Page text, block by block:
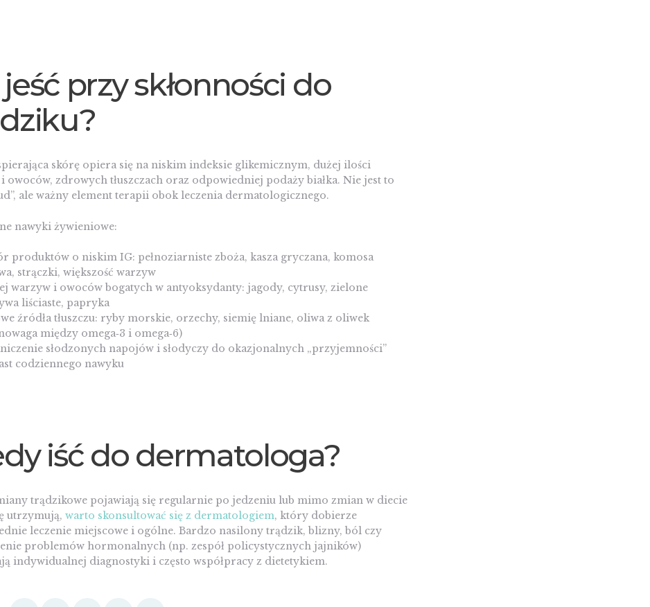
przy skłonności do
skórę opiera się na niskim indeksie glikemicznym, dużej ilości
owoców, zdrowych tłuszczach oraz odpowiedniej podaży białka. Nie jest to
ale ważny element terapii obok leczenia dermatologicznego.
nawyki żywieniowe:
produktów o niskim IG: pełnoziarniste zboża, kasza gryczana, komosa
strączki, większość warzyw
warzyw i owoców bogatych w antyoksydanty: jagody, cytrusy, zielone
liściaste, papryka
źródła tłuszczu: ryby morskie, orzechy, siemię lniane, oliwa z oliwek
między omega‑3 i omega‑6)
słodzonych napojów i słodyczy do okazjonalnych „przyjemności”
codziennego nawyku
iść do dermatologa?
trądzikowe pojawiają się regularnie po jedzeniu lub mimo zmian w diecie
utrzymują, warto skonsultować się z dermatologiem, który dobierze
leczenie miejscowe i ogólne. Bardzo nasilony trądzik, blizny, ból czy
problemów hormonalnych (np. zespół policystycznych jajników)
indywidualnej diagnostyki i często współpracy z dietetykiem.